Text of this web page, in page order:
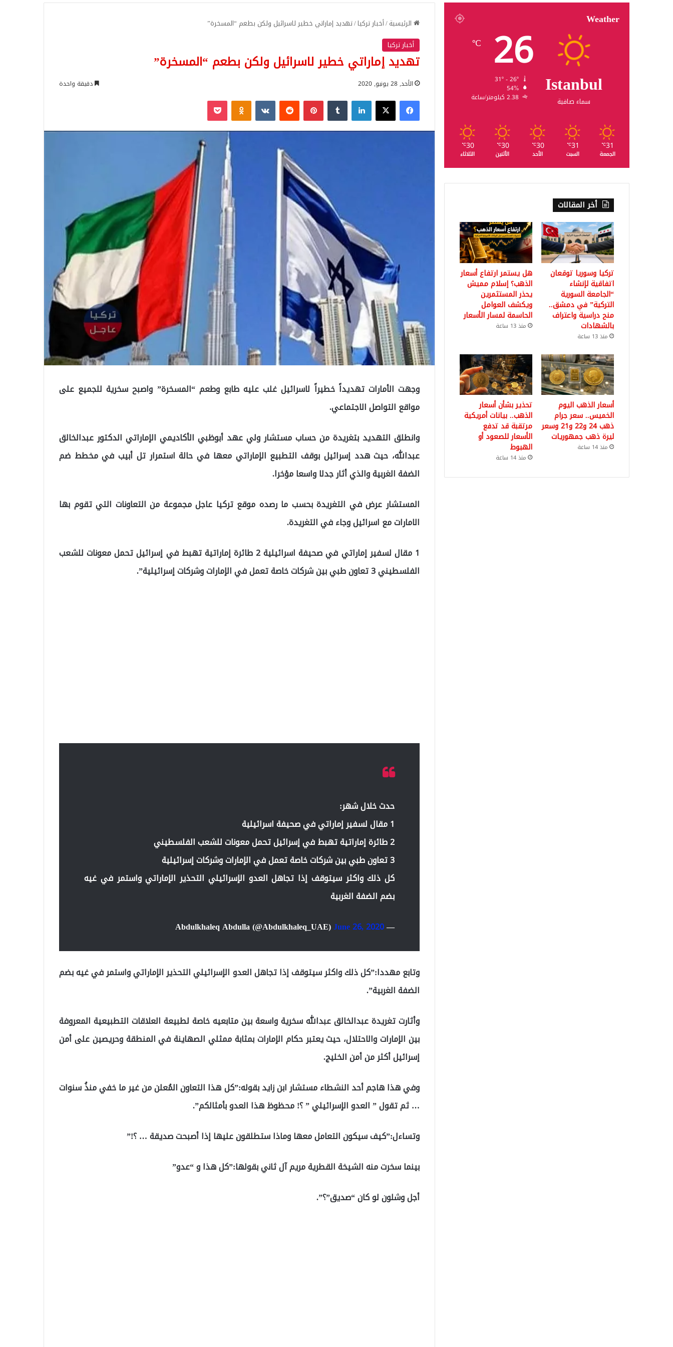
الرئيسية/أخبار تركيا/تهديد إماراتي خطير لاسرائيل ولكن بطعم “المسخرة”
أخبار تركيا
تهديد إماراتي خطير لاسرائيل ولكن بطعم “المسخرة”
الأحد, 28 يونيو, 2020 دقيقة واحدة
فيسبوك‫X لينكدإن بينتيريست Odnoklassniki
‫Pocket
وجهت الأمارات تهديداً خطيراً لاسرائيل غلب عليه طابع وطعم “المسخرة” واصبح سخرية للجميع على
مواقع التواصل الاجتماعي.
وانطلق التهديد بتغريدة من حساب مستشار ولي عهد أبوظبي الأكاديمي الإماراتي الدكتور عبدالخالق
عبدالله، حيث هدد إسرائيل بوقف التطبيع الإماراتي معها في حالة استمرار تل أبيب في مخطط ضم
الضفة الغربية والذي أثار جدلا واسعا مؤخرا.
المستشار عرض في التغريدة بحسب ما رصده موقع تركيا عاجل مجموعة من التعاونات التي تقوم بها
الامارات مع اسرائيل وجاء في التغريدة.
1 مقال لسفير إماراتي في صحيفة اسرائيلية 2 طائرة إماراتية تهبط في إسرائيل تحمل معونات للشعب
الفلسطيني 3 تعاون طبي بين شركات خاصة تعمل في الإمارات وشركات إسرائيلية”.
حدث خلال شهر:
1 مقال لسفير إماراتي في صحيفة اسرائيلية
2 طائرة إماراتية تهبط في إسرائيل تحمل معونات للشعب الفلسطيني
3 تعاون طبي بين شركات خاصة تعمل في الإمارات وشركات إسرائيلية
كل ذلك واكثر سيتوقف إذا تجاهل العدو الإسرائيلي التحذير الإماراتي واستمر في غيه
بضم الضفة الغربية
— Abdulkhaleq Abdulla (@Abdulkhaleq_UAE)
June 26, 2020
وتابع مهددا:”كل ذلك واكثر سيتوقف إذا تجاهل العدو الإسرائيلي التحذير الإماراتي واستمر في غيه بضم
الضفة الغربية”.
وأثارت تغريدة عبدالخالق عبدالله سخرية واسعة بين متابعيه خاصة لطبيعة العلاقات التطبيعية المعروفة
بين الإمارات والاحتلال، حيث يعتبر حكام الإمارات بمثابة ممثلي الصهاينة في المنطقة وحريصين على أمن
إسرائيل أكثر من أمن الخليج.
وفي هذا هاجم أحد النشطاء مستشار ابن زايد بقوله:”كل هذا التعاون المُعلن من غير ما خفي منذُ سنوات
… ثم تقول ” العدو الإسرائيلي ” ؟! محظوظ هذا العدو بأمثالكم”.
وتساءل:”كيف سيكون التعامل معها وماذا ستطلقون عليها إذا أصبحت صديقة … ؟!”
بينما سخرت منه الشيخة القطرية مريم آل ثاني بقولها:”كل هذا و “عدو”
أجل وشلون لو كان “صديق”؟”.
Weather
Istanbul
سماء صافية
26
℃
54%
2.38 كيلومتر/ساعة
31
℃
الجمعة
31
℃
السبت
30
℃
الأحد
30
℃
الأثنين
30
℃
الثلاثاء
أخر المقالات
تركيا وسوريا توقعان
اتفاقية لإنشاء
“الجامعة السورية
التركية” في دمشق..
منح دراسية واعتراف
بالشهادات
منذ 13 ساعة
هل يستمر ارتفاع أسعار
الذهب؟ إسلام مميش
يحذر المستثمرين
ويكشف العوامل
الحاسمة لمسار الأسعار
منذ 13 ساعة
أسعار الذهب اليوم
الخميس.. سعر جرام
ذهب 24 و22 و21 وسعر
ليرة ذهب جمهوريات
منذ 14 ساعة
تحذير بشأن أسعار
الذهب.. بيانات أمريكية
مرتقبة قد تدفع
الأسعار للصعود أو
الهبوط
منذ 14 ساعة